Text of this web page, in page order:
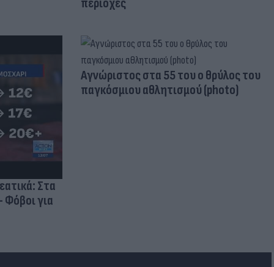
περιοχές
Στα
Φόβοι για
Aγνώριστος στα 55 του ο θρύλος του
παγκόσμιου αθλητισμού (photo)